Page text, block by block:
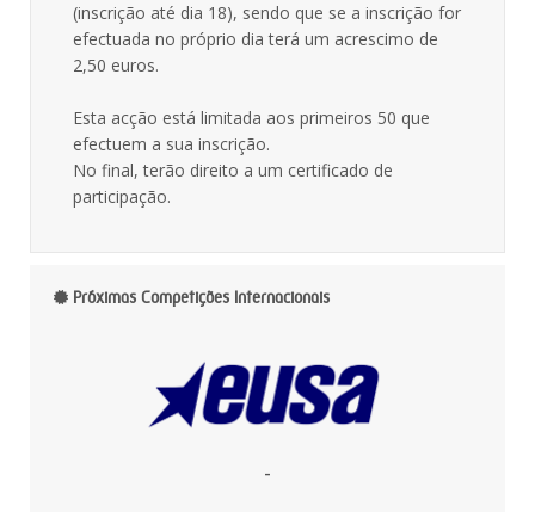
(inscrição até dia 18), sendo que se a inscrição for
efectuada no próprio dia terá um acrescimo de
2,50 euros.
Esta acção está limitada aos primeiros 50 que
efectuem a sua inscrição.
No final, terão direito a um certificado de
participação.
Próximas Competições Internacionais
-